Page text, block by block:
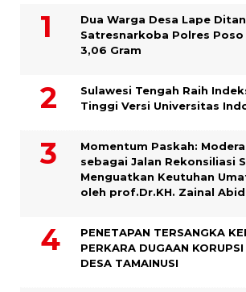
Dua Warga Desa Lape
Satresnarkoba Polres Poso
3,06 Gram
Sulawesi Tengah Raih
Tinggi Versi Universitas
Momentum Paskah:
sebagai Jalan Rekonsiliasi
Menguatkan Keutuhan
oleh prof.Dr.KH. Zainal
PENETAPAN TERSANGKA
PERKARA DUGAAN
DESA TAMAINUSI